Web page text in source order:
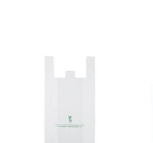
￥23,199